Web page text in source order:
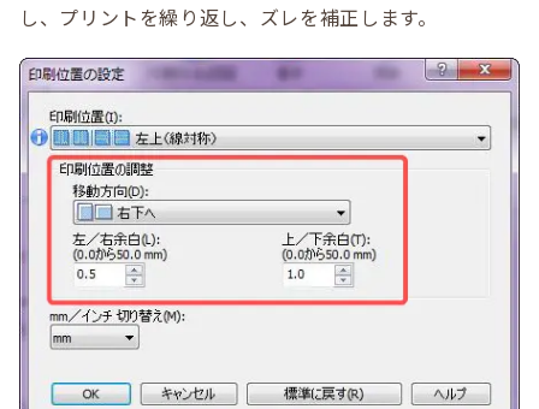
し、プリントを繰り返し、ズレを補正します。